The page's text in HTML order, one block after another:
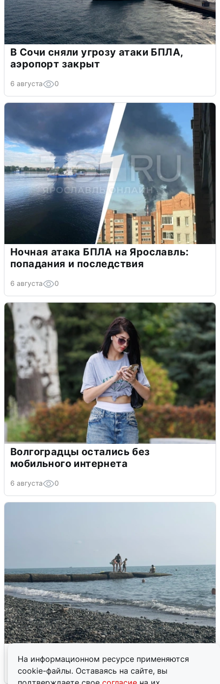
На информационном ресурсе применяются
cookie-файлы. Оставаясь на сайте, вы
В Сочи сняли угрозу атаки БПЛА,
аэропорт закрыт
6 августа 0
Ночная атака БПЛА на Ярославль:
попадания и последствия
6 августа 0
Волгоградцы остались без
мобильного интернета
6 августа 0
6 августа 0